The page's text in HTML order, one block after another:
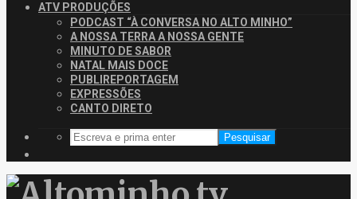
ATV PRODUÇÕES
PODCAST “À CONVERSA NO ALTO MINHO”
A NOSSA TERRA A NOSSA GENTE
MINUTO DE SABOR
NATAL MAIS DOCE
PUBLIREPORTAGEM
EXPRESSÕES
CANTO DIRETO
Pesquisar